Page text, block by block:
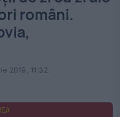
români.
2019, 11:32